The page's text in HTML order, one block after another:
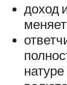
доход